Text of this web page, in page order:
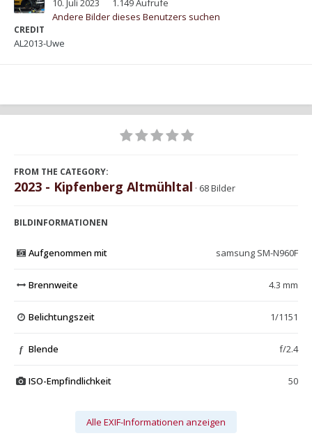
10. Juli 2023
1.149 Aufrufe
Andere Bilder dieses Benutzers suchen
CREDIT
AL2013-Uwe
FROM THE CATEGORY:
2023 - Kipfenberg Altmühltal · 68 Bilder
BILDINFORMATIONEN
Aufgenommen mit samsung SM-N960F
Brennweite 4.3 mm
Belichtungszeit 1/1151
f Blende f/2.4
ISO-Empfindlichkeit 50
Alle EXIF-Informationen anzeigen